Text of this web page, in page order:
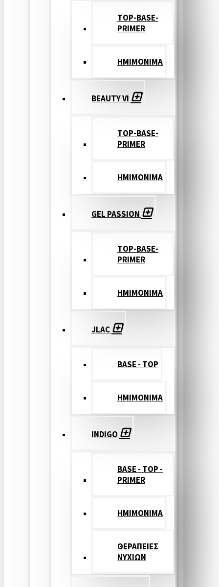
TOP-BASE-
PRIMER
ΗΜΙΜΟΝΙΜΑ
BEAUTY VI
TOP-BASE-
PRIMER
ΗΜΙΜΟΝΙΜΑ
GEL PASSION
TOP-BASE-
PRIMER
ΗΜΙΜΟΝΙΜΑ
JLAC
BASE - TOP
ΗΜΙΜΟΝΙΜΑ
INDIGO
BASE - TOP -
PRIMER
HMIMONIMA
ΘΕΡΑΠΕΙΕΣ
ΝΥΧΙΩΝ